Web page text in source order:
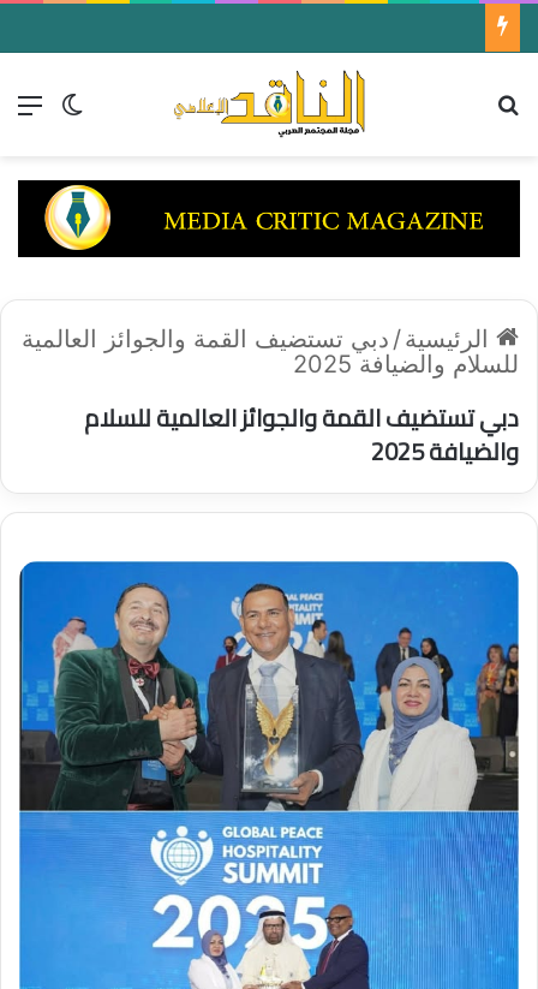
الوضع
الرئيسية/ دبي تستضيف القمة والجوائز العالمية
للسلام والضيافة 2025
دبي تستضيف القمة والجوائز العالمية للسلام
والضيافة 2025